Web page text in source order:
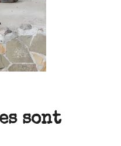
sont